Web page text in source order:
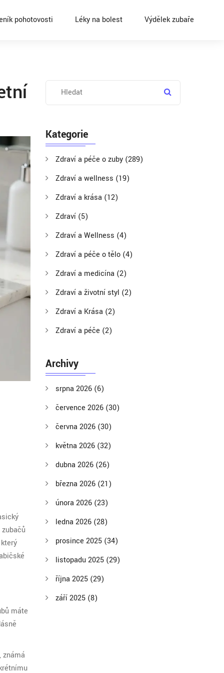
pohotovosti Léky na bolest Výdělek zubaře
máte
známá
Kategorie
Zdraví a péče o zuby (289)
Zdraví a wellness (19)
Zdraví a krása (12)
Zdraví (5)
Zdraví a Wellness (4)
Zdraví a péče o tělo (4)
Zdraví a medicína (2)
Zdraví a životní styl (2)
Zdraví a Krása (2)
Zdraví a péče (2)
Archivy
srpna 2026 (6)
července 2026 (30)
června 2026 (30)
května 2026 (32)
dubna 2026 (26)
března 2026 (21)
února 2026 (23)
ledna 2026 (28)
prosince 2025 (34)
listopadu 2025 (29)
října 2025 (29)
září 2025 (8)